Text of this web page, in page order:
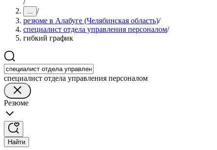
/
... /
резюме в Алабуге (Челябинская область)/
специалист отдела управления персоналом/
гибкий график
специалист отдела управления персоналом
Резюме
Найти